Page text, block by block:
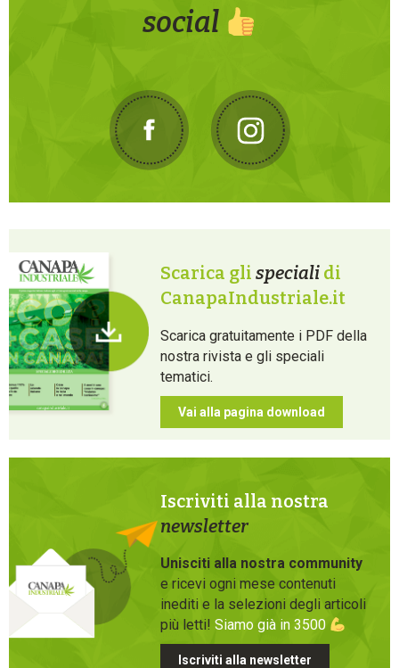
social
Scarica gli speciali di
CanapaIndustriale.it
Scarica gratuitamente i PDF della
nostra rivista e gli speciali
tematici.
Vai alla pagina download
Iscriviti alla nostra
newsletter
Unisciti alla nostra community
e ricevi ogni mese contenuti
inediti e la selezioni degli articoli
più letti! Siamo già in 3500
Iscriviti alla newsletter